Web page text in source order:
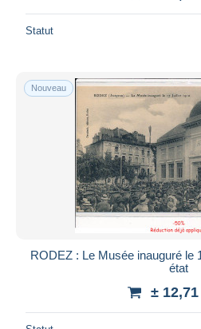
Statut
Nouveau
RODEZ : Le Musée inauguré le
état
±